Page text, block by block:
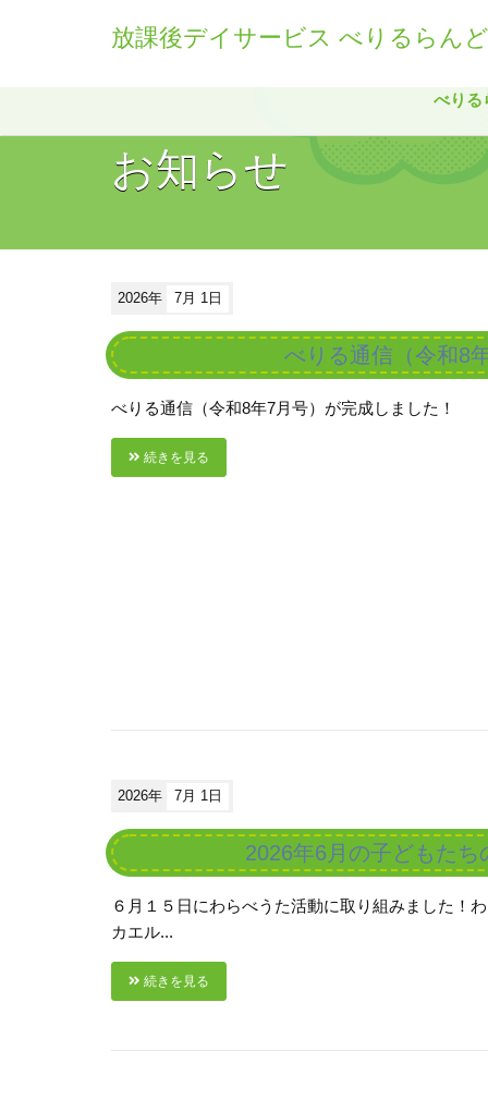
放課後デイサービス べりるらんど
べりる
お知らせ
2026年 7月 1日
べりる通信（令和8
べりる通信（令和8年7月号）が完成しました！
続きを見る
2026年 7月 1日
2026年6月の子どもたち
６月１５日にわらべうた活動に取り組みました！
カエル...
続きを見る